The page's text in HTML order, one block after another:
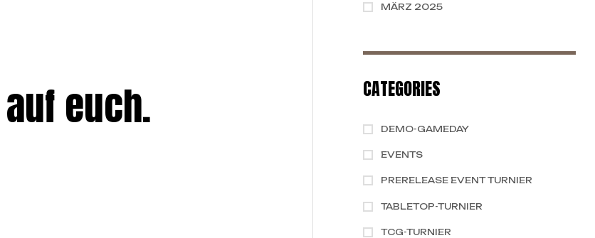
euch.
MÄRZ 2025
CATEGORIES
DEMO-GAMEDAY
EVENTS
PRERELEASE EVENT TURNIER
TABLETOP-TURNIER
TCG-TURNIER